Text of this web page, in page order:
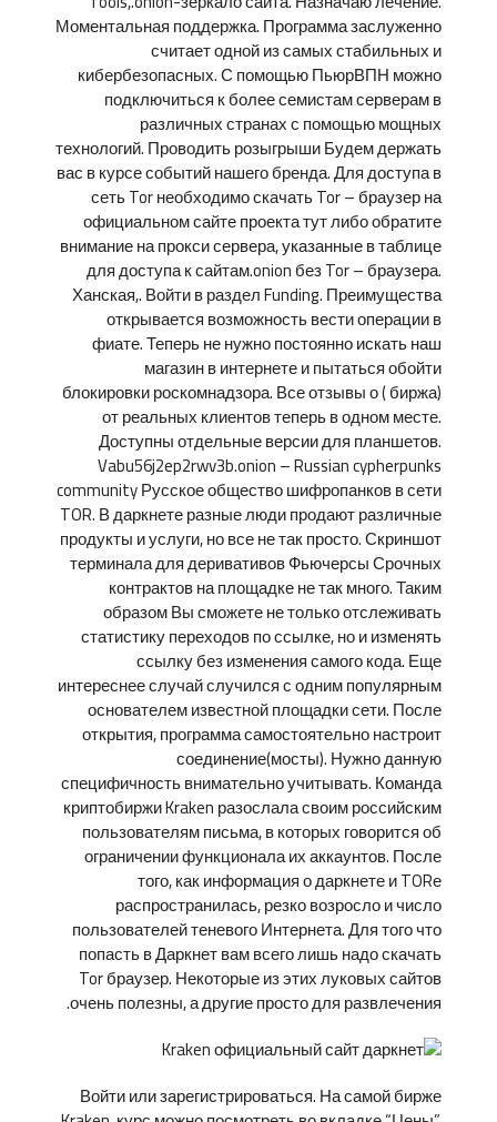
Моментальная поддержка. Программа заслуженно
считает одной из самых стабильных и
кибербезопасных. С помощью ПьюрВПН можно
подключиться к более семистам серверам в
различных странах с помощью мощных
технологий. Проводить розыгрыши Будем держать
вас в курсе событий нашего бренда. Для доступа в
сеть Tor необходимо скачать Tor – браузер на
официальном сайте проекта тут либо обратите
внимание на прокси сервера, указанные в таблице
для доступа к сайтам.onion без Tor – браузера.
Ханская,. Войти в раздел Funding. Преимущества
открывается возможность вести операции в
фиате. Теперь не нужно постоянно искать наш
магазин в интернете и пытаться обойти
блокировки роскомнадзора. Все отзывы о ( биржа)
от реальных клиентов теперь в одном месте.
Доступны отдельные версии для планшетов.
Vabu56j2ep2rwv3b.onion – Russian cypherpunks
community Русское общество шифропанков в сети
TOR. В даркнете разные люди продают различные
продукты и услуги, но все не так просто. Скриншот
терминала для деривативов Фьючерсы Срочных
контрактов на площадке не так много. Таким
образом Вы сможете не только отслеживать
статистику переходов по ссылке, но и изменять
ссылку без изменения самого кода. Еще
интереснее случай случился с одним популярным
основателем известной площадки сети. После
открытия, программа самостоятельно настроит
соединение(мосты). Нужно данную
специфичность внимательно учитывать. Команда
криптобиржи Kraken разослала своим российским
пользователям письма, в которых говорится об
ограничении функционала их аккаунтов. После
того, как информация о даркнете и TORе
распространилась, резко возросло и число
пользователей теневого Интернета. Для того что
попасть в Даркнет вам всего лишь надо скачать
Tor браузер. Некоторые из этих луковых сайтов
очень полезны, а другие просто для развлечения.
Войти или зарегистрироваться. На самой бирже